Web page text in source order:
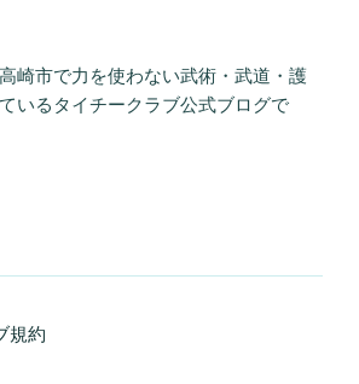
崎市で力を使わない武術・武道・護
いるタイチークラブ公式ブログで
規約